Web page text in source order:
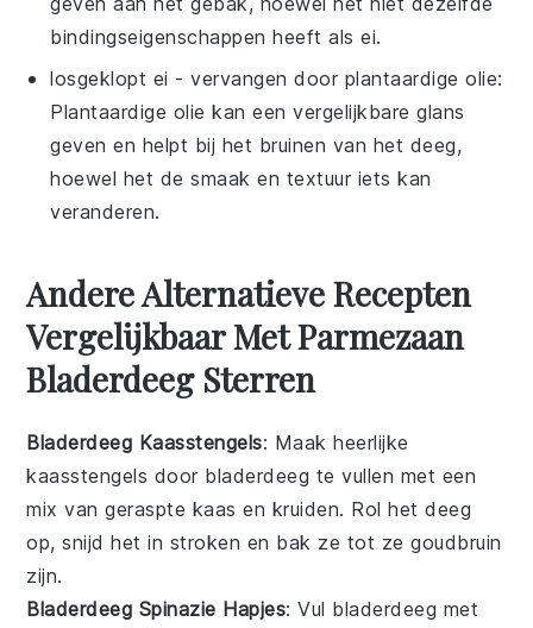
bindingseigenschappen heeft als ei.
losgeklopt ei - vervangen door plantaardige olie:
Plantaardige olie kan een vergelijkbare glans
geven en helpt bij het bruinen van het deeg,
hoewel het de smaak en textuur iets kan
veranderen.
Andere Alternatieve Recepten
Vergelijkbaar Met Parmezaan
Bladerdeeg Sterren
Bladerdeeg Kaasstengels: Maak heerlijke
kaasstengels door bladerdeeg te vullen met een
mix vangeraspte kaas en kruiden. Rol het deeg
op, snijd het in stroken en bak ze tot ze goudbruin
zijn.
Bladerdeeg Spinazie Hapjes: Vul bladerdeeg met